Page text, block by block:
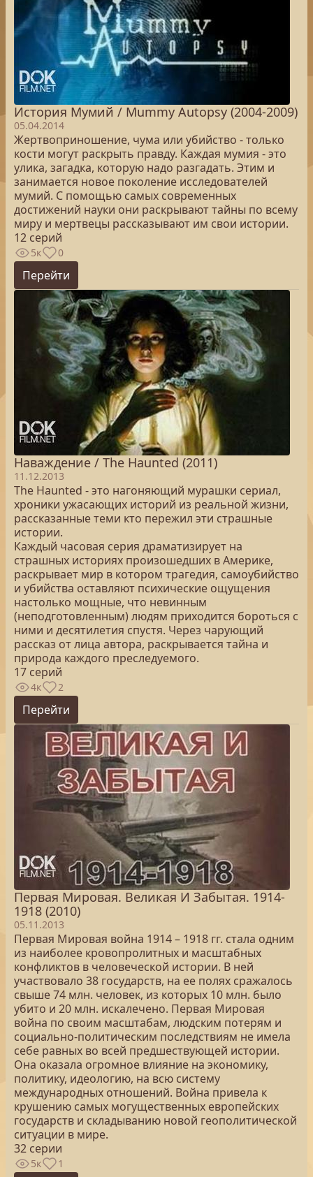
История Мумий / Mummy Autopsy (2004-2009)
05.04.2014
Жертвоприношение, чума или убийство - только
кости могут раскрыть правду. Каждая мумия - это
улика, загадка, которую надо разгадать. Этим и
занимается новое поколение исследователей
мумий. С помощью самых современных
достижений науки они раскрывают тайны по всему
миру и мертвецы рассказывают им свои истории.
12 серий
5к 0
Перейти
Наваждение / The Haunted (2011)
11.12.2013
The Haunted - это нагоняющий мурашки сериал,
хроники ужасающих историй из реальной жизни,
рассказанные теми кто пережил эти страшные
истории.
Каждый часовая серия драматизирует на
страшных историях произошедших в Америке,
раскрывает мир в котором трагедия, самоубийство
и убийства оставляют психические ощущения
настолько мощные, что невинным
(неподготовленным) людям приходится бороться с
ними и десятилетия спустя. Через чарующий
рассказ от лица автора, раскрывается тайна и
природа каждого преследуемого.
17 серий
4к 2
Перейти
Первая Мировая. Великая И Забытая. 1914-
1918 (2010)
05.11.2013
Первая Мировая война 1914 – 1918 гг. стала одним
из наиболее кровопролитных и масштабных
конфликтов в человеческой истории. В ней
участвовало 38 государств, на ее полях сражалось
свыше 74 млн. человек, из которых 10 млн. было
убито и 20 млн. искалечено. Первая Мировая
война по своим масштабам, людским потерям и
социально-политическим последствиям не имела
себе равных во всей предшествующей истории.
Она оказала огромное влияние на экономику,
политику, идеологию, на всю систему
международных отношений. Война привела к
крушению самых могущественных европейских
государств и складыванию новой геополитической
ситуации в мире.
32 серии
5к 1